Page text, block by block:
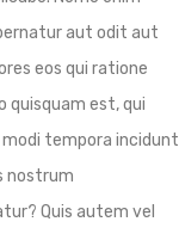
aut odit aut
eos qui ratione
quisquam est, qui
tempora incidunt
nostrum
Quis autem vel